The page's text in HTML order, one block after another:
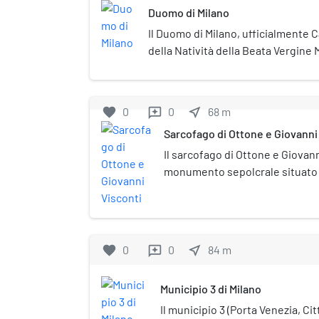
Duomo di Milano
Il Duomo di Milano, ufficialmente
della Natività della Beata Vergine
dell'arcidiocesi di Milano e
piazza al centro della metropoli, è
Nascente. È la chiesa più grande
Repubblica Italiana, giacché la
grande, è nel territorio della Città
sede della parrocchia di Santa
favorite 0 reviews 0 near_me 68 m
Sarcofago di Ottone e
Il sarcofago di Ottone e
monumento sepolcrale situato
Giovanni Visconti, (1290 circa –
favorite 0 reviews 0 near_me 84 m
Municipio 3 di Milano
Il municipio 3 (Porta Venezia,